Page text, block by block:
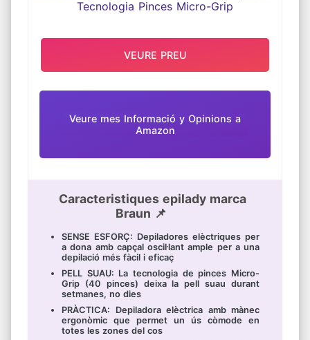
Veure mes Informació y Opinions a
Amazon
Caracteristiques epilady marca
Braun 📌
SENSE ESFORÇ: Depiladores elèctriques per
a dona amb capçal oscil·lant ample per a una
depilació més fàcil i eficaç
PELL SUAU: La tecnologia de pinces Micro-
Grip (40 pinces) deixa la pell suau durant
setmanes, no dies
PRÀCTICA: Depiladora elèctrica amb mànec
ergonòmic que permet un ús còmode en
totes les zones del cos
VEURE PREU